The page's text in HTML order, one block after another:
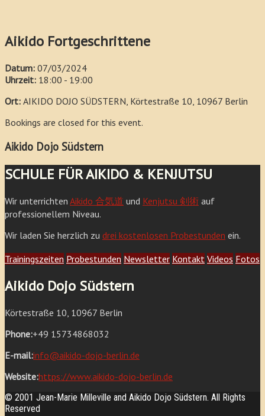
Aikido Fortgeschrittene
Datum: 07/03/2024
Uhrzeit: 18:00 - 19:00
Ort: AIKIDO DOJO SÜDSTERN, Körtestraße 10, 10967 Berlin
Bookings are closed for this event.
Aikido Dojo Südstern
SCHULE FÜR AIKIDO & KENJUTSU
Wir unterrichten Aikido 合気道 und Kenjutsu 剣術 auf
professionellem Niveau.
Wir laden Sie herzlich zu drei kostenlosen Probestunden ein.
Trainingszeiten Probestunden Newsletter Kontakt Videos Fotos
Aikido Dojo Südstern
Körtestraße 10, 10967 Berlin
Phone:+49 15734868032
E-mail:info@aikido-dojo-berlin.de
Website:https://www.aikido-dojo-berlin.de
© 2001 Jean-Marie Milleville and Aikido Dojo Südstern. All Rights
Reserved